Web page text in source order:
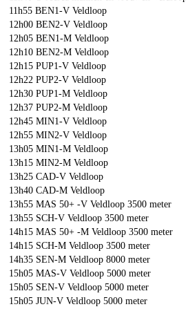
11h55 BEN1-V Veldloop
12h00 BEN2-V Veldloop
12h05 BEN1-M Veldloop
12h10 BEN2-M Veldloop
12h15 PUP1-V Veldloop
12h22 PUP2-V Veldloop
12h30 PUP1-M Veldloop
12h37 PUP2-M Veldloop
12h45 MIN1-V Veldloop
12h55 MIN2-V Veldloop
13h05 MIN1-M Veldloop
13h15 MIN2-M Veldloop
13h25 CAD-V Veldloop
13h40 CAD-M Veldloop
13h55 MAS 50+ -V Veldloop 3500 meter
13h55 SCH-V Veldloop 3500 meter
14h15 MAS 50+ -M Veldloop 3500 meter
14h15 SCH-M Veldloop 3500 meter
14h35 SEN-M Veldloop 8000 meter
15h05 MAS-V Veldloop 5000 meter
15h05 SEN-V Veldloop 5000 meter
15h05 JUN-V Veldloop 5000 meter